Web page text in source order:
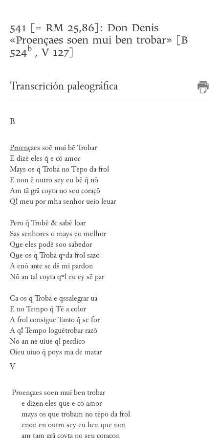
541 [= RM 25,86]: Don Denis
«Proençaes soen mui ben trobar» [B
524b , V 127]
Transcrición paleográfica
B
Proençaes soē mui bē Trobar
E dizē eles q̄ e cō amor
Mays os q̄ Trobā no Tēpo da frol
E non ē outro sey eu bē q̄ nō
Am tā grā coyta no seu coraçō
Qꝉ meu por mha senhor ueio leuar
Pero q̄ Trobē & sabē loar
Sas senhores o mays eo melhor
Que eles podē soo sabedor
Que os q̄ Trobā ꝙʷda frol sazō
A enō ante se ds̄ mi pardon
Nō an tal coyta qʷl eu ey sē par
Ca os q̄ Trobā e q̄ssalegrar uā
E no Tempo q̄ Tē a color
A frol consigue Tanto q̄ se for
A qꝉ Tempo loguētrobar razō
Nō an nē uiuē qꝉ perdicō
Oieu uiuo q̄ poys ma de matar
V
Proençaes soen mui ben trobar
e dizen eles que e cō amor
mays os que trobam no tēpo da frol
enon en outro sey eu ben que non
am tam grā coyta no seu coraçon